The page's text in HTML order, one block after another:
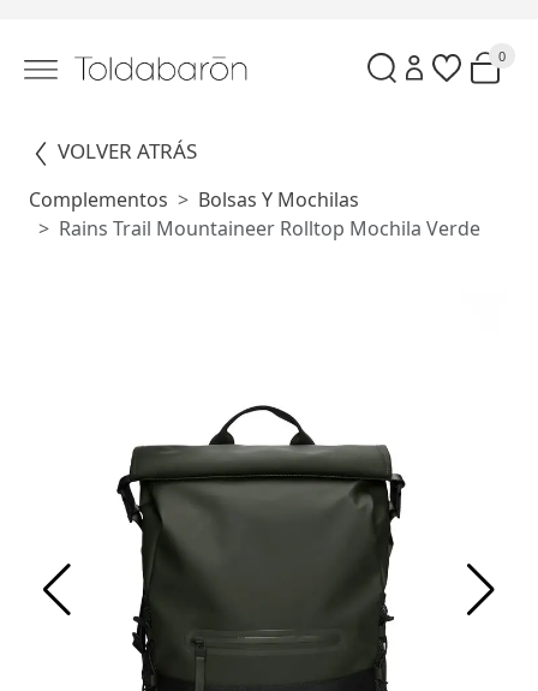
0
VOLVER ATRÁS
Complementos
Bolsas Y Mochilas
Rains Trail Mountaineer Rolltop Mochila Verde